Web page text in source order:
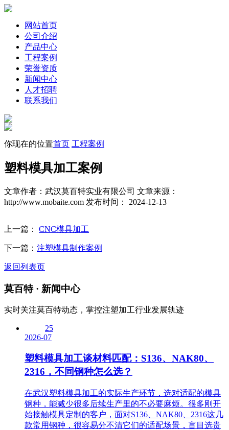
网站首页
公司介绍
产品中心
工程案例
荣誉资质
新闻中心
人才招聘
联系我们
你现在的位置首页 工程案例
塑料模具加工案例
文章作者：武汉莫百特实业有限公司 文章来源：
http://www.mobaite.com 发布时间： 2024-12-13
上一篇： CNC模具加工
下一篇： 注塑模具制作案例
返回列表页
莫百特· 新闻中心
实时关注莫百特动态，掌控注塑加工行业发展轨迹
25
2026-07
塑料模具加工谈材料匹配：S136、NAK80、
2316，不同钢种怎么选？
在武汉塑料模具加工的实际生产环节，选对适配的模具
钢种，能减少很多后续生产里的不必要麻烦。很多刚开
始接触模具定制的客户，面对S136、NAK80、2316这几
款常用钢种，很容易分不清它们的适配场景，盲目选贵